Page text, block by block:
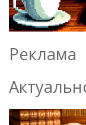
Реклама